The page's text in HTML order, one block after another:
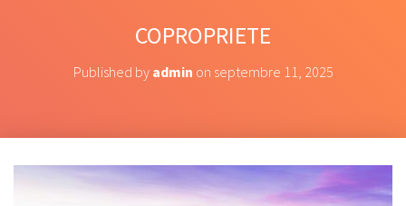
R
COPROPRIETE
Published by admin on septembre 11, 2025